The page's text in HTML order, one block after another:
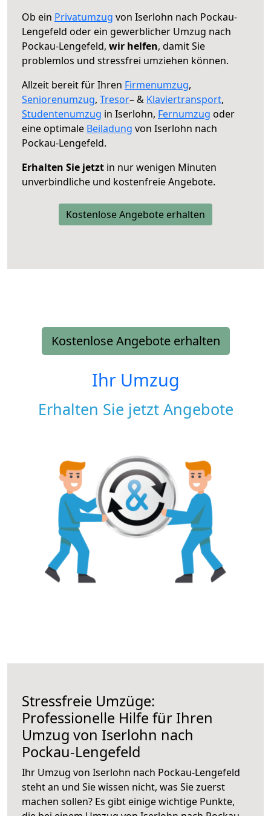
Ob ein Privatumzug von Iserlohn nach Pockau-
Lengefeld oder ein gewerblicher Umzug nach
Pockau-Lengefeld, wir helfen, damit Sie
problemlos und stressfrei umziehen können.
Allzeit bereit für Ihren Firmenumzug,
Seniorenumzug, Tresor– & Klaviertransport,
Studentenumzug in Iserlohn, Fernumzug oder
eine optimale Beiladung von Iserlohn nach
Pockau-Lengefeld.
Erhalten Sie jetzt in nur wenigen Minuten
unverbindliche und kostenfreie Angebote.
Kostenlose Angebote erhalten
Kostenlose Angebote erhalten
Ihr Umzug
Erhalten Sie jetzt Angebote
Stressfreie Umzüge:
Professionelle Hilfe für Ihren
Umzug von Iserlohn nach
Pockau-Lengefeld
Ihr Umzug von Iserlohn nach Pockau-Lengefeld
steht an und Sie wissen nicht, was Sie zuerst
machen sollen? Es gibt einige wichtige Punkte,